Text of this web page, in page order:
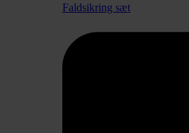
Faldsikring sæt